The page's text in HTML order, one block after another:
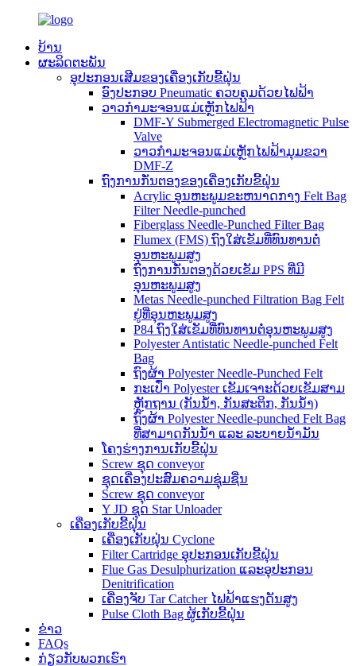
ບ້ານ
ຜະລິດຕະພັນ
ອຸປະກອນເສີມຂອງເຄື່ອງເກັບຂີ້ຝຸ່ນ
ອົງປະກອບ Pneumatic ຄວບຄຸມດ້ວຍໄຟຟ້າ
ວາວກຳມະຈອນແມ່ເຫຼັກໄຟຟ້າ
DMF-Y Submerged Electromagnetic Pulse
Valve
ວາວກຳມະຈອນແມ່ເຫຼັກໄຟຟ້າມຸມຂວາ
DMF-Z
ຖົງການກັ່ນຕອງຂອງເຄື່ອງເກັບຂີ້ຝຸ່ນ
Acrylic ອຸນຫະພູມຂະຫນາດກາງ Felt Bag
Filter Needle-punched
Fiberglass Needle-Punched Filter Bag
Flumex (FMS) ຖົງໃສ່ເຂັມທີ່ທົນທານຕໍ່
ອຸນຫະພູມສູງ
ຖົງການກັ່ນຕອງດ້ວຍເຂັມ PPS ທີ່ມີ
ອຸນຫະພູມສູງ
Metas Needle-punched Filtration Bag Felt
ຢູ່ທີ່ອຸນຫະພູມສູງ
P84 ຖົງໃສ່ເຂັມທີ່ທົນທານຕໍ່ອຸນຫະພູມສູງ
Polyester Antistatic Needle-punched Felt
Bag
ຖົງຜ້າ Polyester Needle-Punched Felt
ກະເປົ໋າ Polyester ເຂັມເຈາະດ້ວຍເຂັມສາມ
ຫຼັກຖານ (ກັນນໍ້າ, ກັນສະຕິກ, ກັນນໍ້າ)
ຖົງຜ້າ Polyester Needle-punched Felt Bag
ທີ່ສາມາດກັນນໍ້າ ແລະ ລະບາຍນໍ້າມັນ
ໂຄງຮ່າງການເກັບຂີ້ຝຸ່ນ
Screw ຊຸດ conveyor
ຊຸດເຄື່ອງປະສົມຄວາມຊຸ່ມຊື່ນ
Screw ຊຸດ conveyor
Y JD ຊຸດ Star Unloader
ເຄື່ອງເກັບຂີ້ຝຸ່ນ
ເຄື່ອງເກັບຝຸ່ນ Cyclone
Filter Cartridge ອຸປະກອນເກັບຂີ້ຝຸ່ນ
Flue Gas Desulphurization ແລະອຸປະກອນ
Denitrification
ເຄື່ອງຈັບ Tar Catcher ໄຟຟ້າແຮງດັນສູງ
Pulse Cloth Bag ຜູ້ເກັບຂີ້ຝຸ່ນ
ຂ່າວ
FAQs
ກ່ຽວ​ກັບ​ພວກ​ເຮົາ